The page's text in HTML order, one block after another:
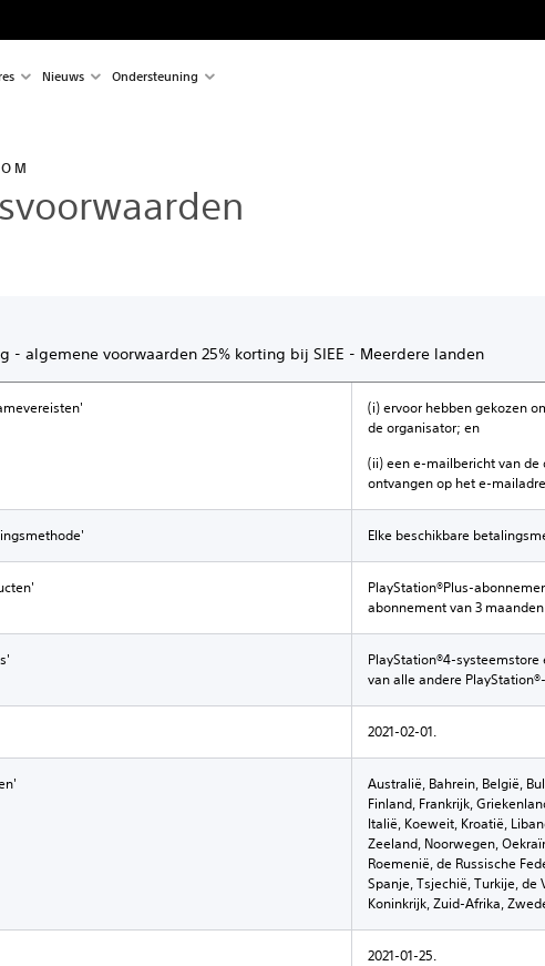
Nieuws Ondersteuning
- algemene voorwaarden 25% korting bij SIEE - Meerdere landen
(i) ervoor hebben gekozen
de organisator; en
(ii) een e-mailbericht van
ontvangen op het e-
Elke beschikbare
PlayStation®Plus-
abonnement van 3 maanden
PlayStation®4-
van alle andere
2021-02-01.
Australië, Bahrein, België,
Finland, Frankrijk,
Italië, Koeweit, Kroatië,
Zeeland, Noorwegen,
Roemenië, de Russische
Spanje, Tsjechië, Turkije,
Koninkrijk, Zuid-Afrika,
2021-01-25.